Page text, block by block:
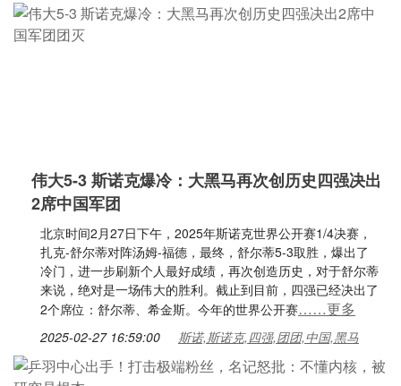
伟大5-3 斯诺克爆冷：大黑马再次创历史四强决出
2席中国军团
北京时间2月27日下午，2025年斯诺克世界公开赛1/4决赛，
扎克-舒尔蒂对阵汤姆-福德，最终，舒尔蒂5-3取胜，爆出了
冷门，进一步刷新个人最好成绩，再次创造历史，对于舒尔蒂
来说，绝对是一场伟大的胜利。截止到目前，四强已经决出了
2个席位：舒尔蒂、希金斯。今年的世界公开赛……更多
2025-02-27 16:59:00 斯诺,斯诺克,四强,团团,中国,黑马